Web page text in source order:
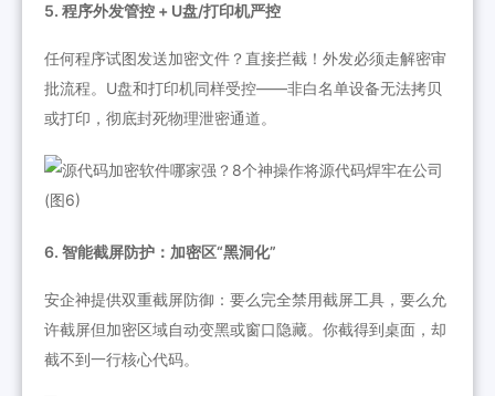
5. 程序外发管控 + U盘/打印机严控
任何程序试图发送加密文件？直接拦截！外发必须走解密审
批流程。U盘和打印机同样受控——非白名单设备无法拷贝
或打印，彻底封死物理泄密通道。
6. 智能截屏防护：加密区“黑洞化”
安企神提供双重截屏防御：要么完全禁用截屏工具，要么允
许截屏但加密区域自动变黑或窗口隐藏。你截得到桌面，却
截不到一行核心代码。